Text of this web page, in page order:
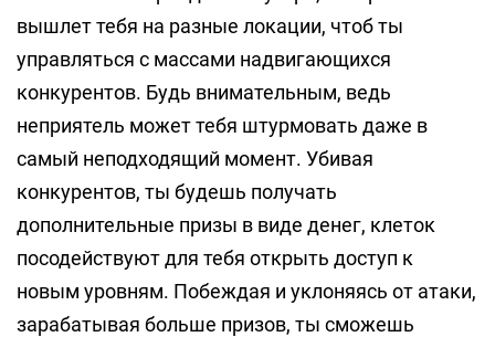
вышлет тебя на разные локации, чтоб ты
управляться с массами надвигающихся
конкурентов. Будь внимательным, ведь
неприятель может тебя штурмовать даже в
самый неподходящий момент. Убивая
конкурентов, ты будешь получать
дополнительные призы в виде денег, клеток
посодействуют для тебя открыть доступ к
новым уровням. Побеждая и уклоняясь от атаки,
зарабатывая больше призов, ты сможешь